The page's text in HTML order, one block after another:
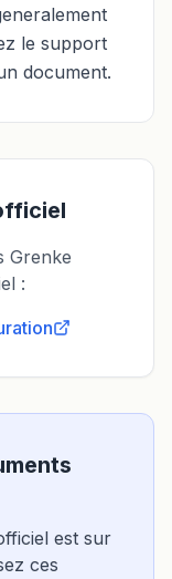
le support
document.
Grenke
:
est sur
ces